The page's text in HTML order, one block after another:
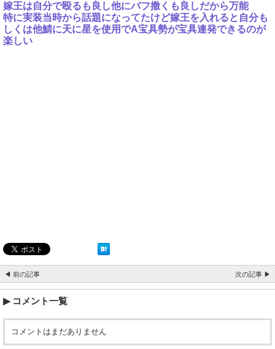
嫁王は自分で殴るも良し他にバフ撒くも良しだから万能
特に実装当時から話題になってたけど嫁王を入れると自分も
しくは他鯖に天に星を使用でA宝具勢が宝具連発できるのが
楽しい
◀ 前の記事 次の記事 ▶
コメント一覧
コメントはまだありません